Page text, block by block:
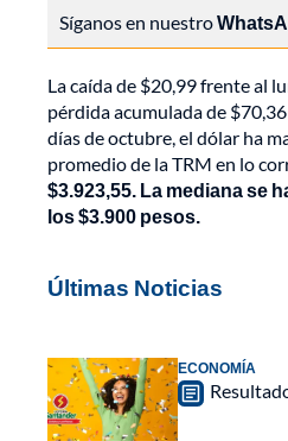
Síganos en nuestro
La caída de $20,99 frente al
pérdida acumulada de
días de octubre, el dólar ha
promedio de la TRM en lo
$3.923,55. La mediana se
los $3.900 pesos.
Últimas Noticias
ECONOMÍA